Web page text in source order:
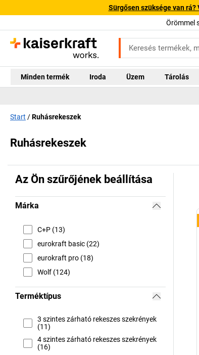
Sürgősen szüksége van
Örömmel
Minden termék Iroda Üzem Tárolás
Start Ruhásrekeszek
Ruhásrekeszek
Az Ön szűrőjének beállítása
Márka
C+P (13)
eurokraft basic (22)
eurokraft pro (18)
Wolf (124)
Terméktípus
3 szintes zárható rekeszes szekrények
(11)
4 szintes zárható rekeszes szekrények
(16)